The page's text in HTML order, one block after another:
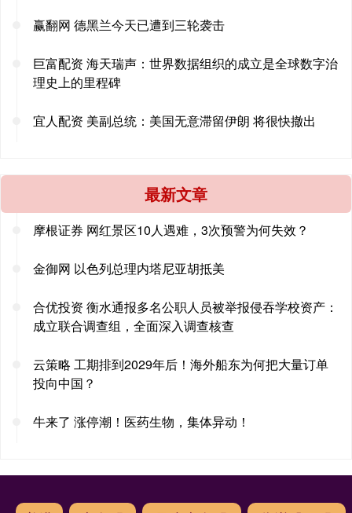
赢翻网 德黑兰今天已遭到三轮袭击
巨富配资 海天瑞声：世界数据组织的成立是全球数字治
理史上的里程碑
宜人配资 美副总统：美国无意滞留伊朗 将很快撤出
最新文章
摩根证券 网红景区10人遇难，3次预警为何失效？
金御网 以色列总理内塔尼亚胡抵美
合优投资 衡水通报多名公职人员被举报侵吞学校资产：
成立联合调查组，全面深入调查核查
云策略 工期排到2029年后！海外船东为何把大量订单
投向中国？
牛来了 涨停潮！医药生物，集体异动！